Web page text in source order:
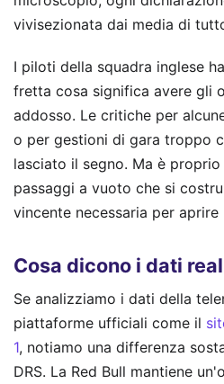
vivisezionata dai media di
I piloti della squadra inglese
fretta cosa significa avere gli
addosso. Le critiche per
o per gestioni di gara troppo
lasciato il segno. Ma è
passaggi a vuoto che si
vincente necessaria per
Cosa dicono i dati
Se analizziamo i dati della
piattaforme ufficiali come il
1, notiamo una differenza
DRS. La Red Bull mantiene